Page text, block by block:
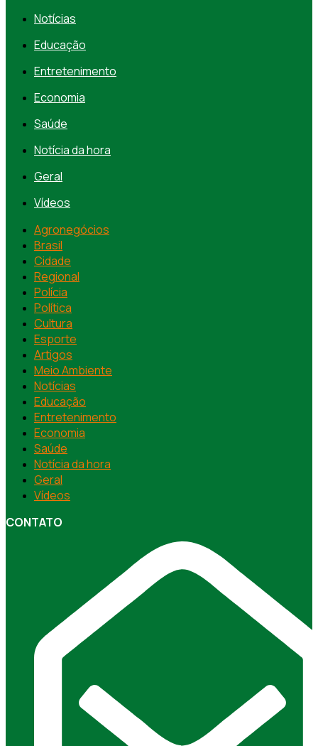
Notícias
Educação
Entretenimento
Economia
Saúde
Notícia da hora
Geral
Vídeos
Agronegócios
Brasil
Cidade
Regional
Polícia
Política
Cultura
Esporte
Artigos
Meio Ambiente
Notícias
Educação
Entretenimento
Economia
Saúde
Notícia da hora
Geral
Vídeos
CONTATO